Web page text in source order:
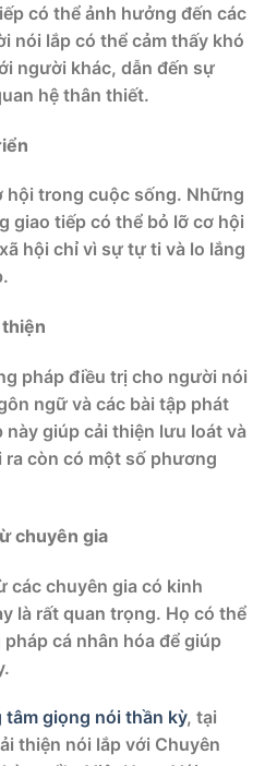
có thể ảnh hưởng đến các
nói lắp có thể cảm thấy khó
người khác, dẫn đến sự
hệ thân thiết.
hội trong cuộc sống. Những
giao tiếp có thể bỏ lỡ cơ hội
hội chỉ vì sự tự ti và lo lắng
pháp điều trị cho người nói
ngữ và các bài tập phát
giúp cải thiện lưu loát và
còn có một số phương
chuyên gia
các chuyên gia có kinh
là rất quan trọng. Họ có thể
cá nhân hóa để giúp
tâm giọng nói thần kỳ, tại
thiện nói lắp với Chuyên